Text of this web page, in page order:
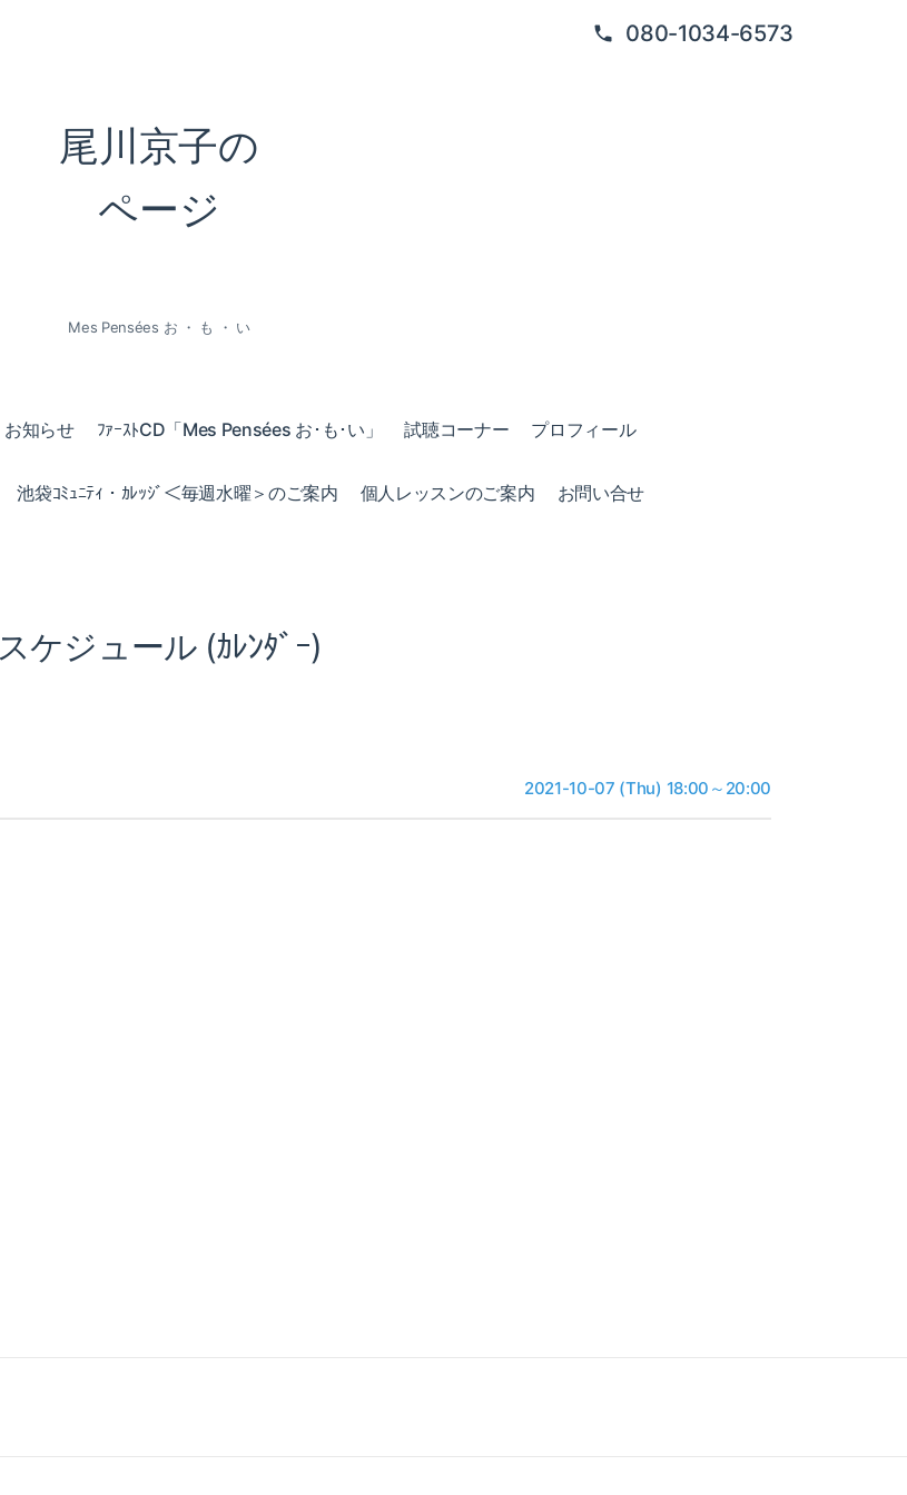
080-1034-6573
尾川京子の
ページ
Mes Pensées お ・ も ・ い
お知らせ ﾌｧｰｽﾄCD「Mes Pensées お･も･い」 試聴コーナー プロフィール
池袋ｺﾐｭﾆﾃｨ・ｶﾚｯｼﾞ＜毎週水曜＞のご案内 個人レッスンのご案内 お問い合せ
スケジュール (ｶﾚﾝﾀﾞｰ)
2021-10-07 (Thu) 18:00～20:00